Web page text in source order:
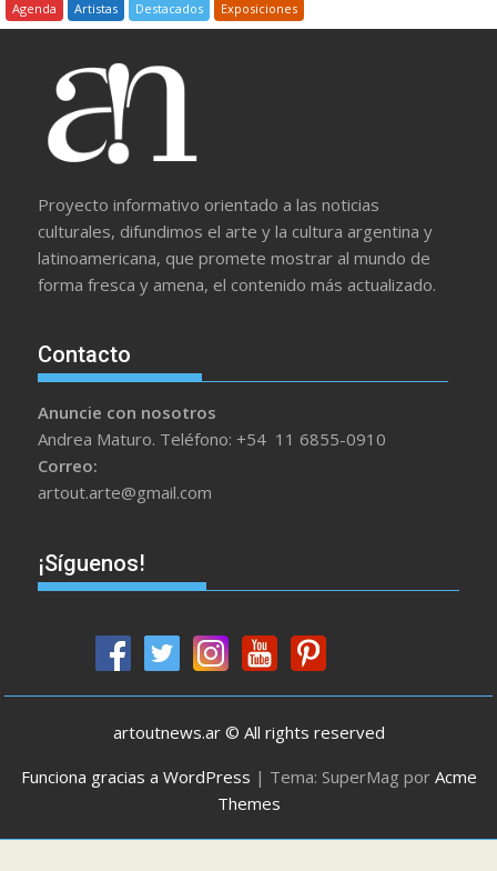
Agenda Artistas Destacados Exposiciones
Proyecto informativo orientado a las noticias
culturales, difundimos el arte y la cultura argentina y
latinoamericana, que promete mostrar al mundo de
forma fresca y amena, el contenido más actualizado.
Contacto
Anuncie con nosotros
Andrea Maturo. Teléfono: +54 11 6855-0910
Correo:
artout.arte@gmail.com
¡Síguenos!
artoutnews.ar © All rights reserved
Funciona gracias a WordPress | Tema: SuperMag por Acme
Themes